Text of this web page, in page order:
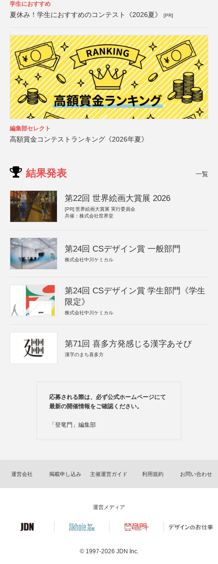
学生におすすめ
夏休み！学生におすすめのコンテスト《2026夏》 [PR]
編集部セレクト
高額賞金コンテストランキング《2026年夏》
結果発表 一覧
第22回 世界絵画大賞展 2026
[PR] 世界絵画大賞展 実行委員会
共催：株式会社世界堂
第24回 CSデザイン賞 一般部門
株式会社中川ケミカル
第24回 CSデザイン賞 学生部門《学生
限定》
株式会社中川ケミカル
第71回 喜多方発感じる漢字あそび
漢字のまち喜多方
応募される際は、必ず公式ホームページにて
最新の開催情報をご確認ください。
「登竜門」編集部
運営会社 掲載申し込み 主催運営ガイド 利用規約 お問い合わせ
運営メディア
© 1997-2026 JDN Inc.